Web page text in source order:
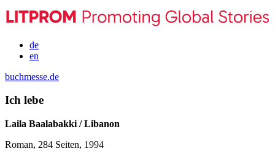
de
en
buchmesse.de
Ich lebe
Laila Baalabakki / Libanon
Roman, 284 Seiten, 1994